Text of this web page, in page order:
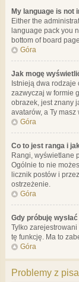
My language is not
Either the
language pack you
bottom of board
Góra
Jak mogę
Istnieją dwa
zazwyczaj w formie
obrazek, jest znany
avatarów, a Ty
Góra
Co to jest ranga i
Rangi, wyświetlane
Ogólnie to nie
licznik postów i
ostrzeżenie.
Góra
Gdy próbuję
Tylko zarejestrowani
tę funkcję. Ma to
Góra
Problemy z